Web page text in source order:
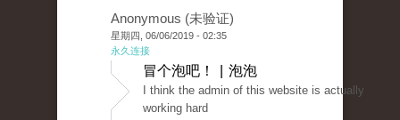
Anonymous (未验证)
星期四, 06/06/2019 - 02:35
永久连接
冒个泡吧！ | 泡泡
I think the admin of this website is actually
working hard